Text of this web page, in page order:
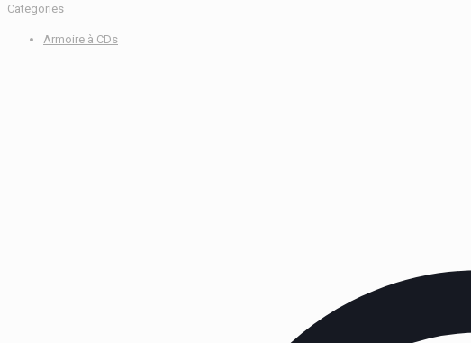
Categories
Armoire à CDs